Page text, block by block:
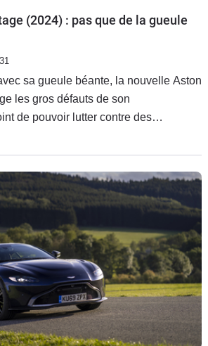
(2024) : pas que de la gueule
31
sa gueule béante, la nouvelle Aston
les gros défauts de son
de pouvoir lutter contre des